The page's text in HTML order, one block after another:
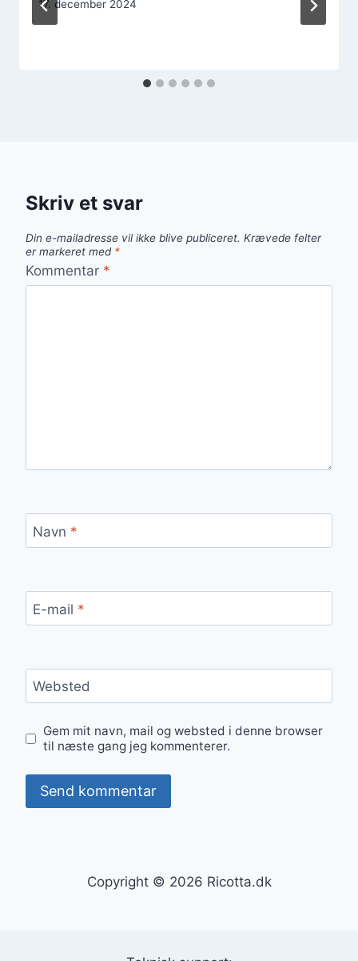
17. december 2024
Skriv et svar
Din e-mailadresse vil ikke blive publiceret. Krævede felter
er markeret med *
Kommentar *
Navn *
E-mail *
Websted
Gem mit navn, mail og websted i denne browser
til næste gang jeg kommenterer.
Copyright © 2026 Ricotta.dk